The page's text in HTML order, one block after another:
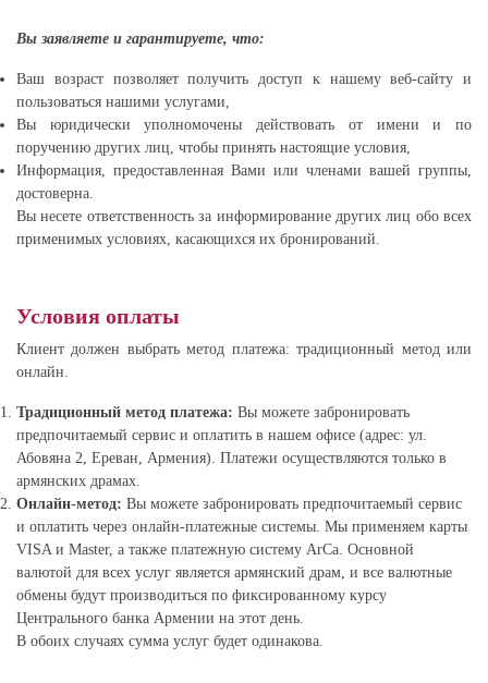
Вы заявляете и гарантируете, что:
Ваш возраст позволяет получить доступ к нашему веб-сайту и
пользоваться нашими услугами,
Вы юридически уполномочены действовать от имени и по
поручению других лиц, чтобы принять настоящие условия,
Информация, предоставленная Вами или членами вашей группы,
достоверна.
Вы несете ответственность за информирование других лиц обо всех
применимых условиях, касающихся их бронирований.
Условия оплаты
Клиент должен выбрать метод платежа: традиционный метод или
онлайн.
Традиционный метод платежа: Вы можете забронировать
предпочитаемый сервис и оплатить в нашем офисе (адрес: ул.
Абовяна 2, Ереван, Армения). Платежи осуществляются только в
армянских драмах.
Онлайн-метод: Вы можете забронировать предпочитаемый сервис
и оплатить через онлайн-платежные системы. Мы применяем карты
VISA и Master, а также платежную систему ArCa. Основной
валютой для всех услуг является армянский драм, и все валютные
обмены будут производиться по фиксированному курсу
Центрального банка Армении на этот день.
В обоих случаях сумма услуг будет одинакова.